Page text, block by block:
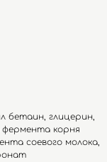
бетаин, глицерин,
корня
соевого молока,